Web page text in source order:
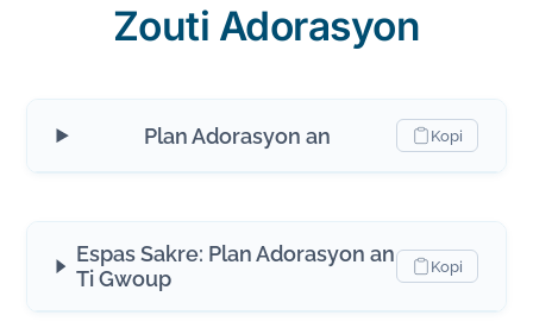
Zouti Adorasyon
Plan Adorasyon an Kopi
Espas Sakre: Plan Adorasyon an
Ti Gwoup
Kopi